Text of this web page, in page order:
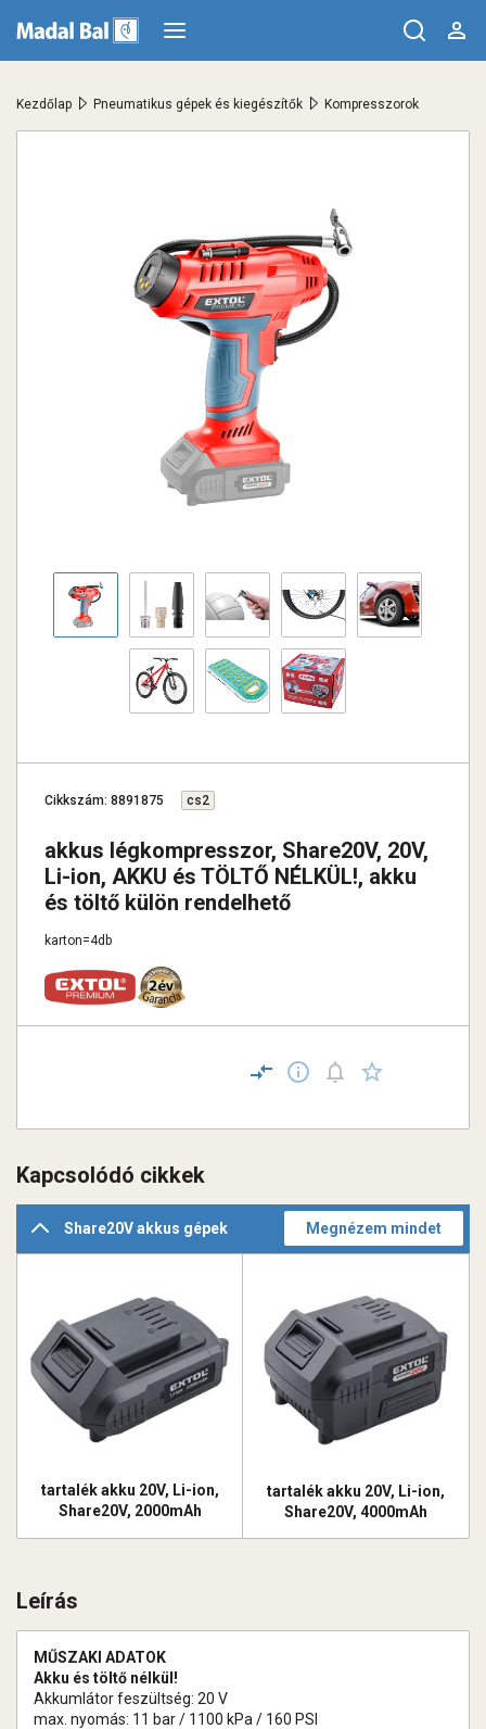
Kezdőlap > Pneumatikus gépek és kiegészítők > Kompresszorok
Cikkszám: 8891875 cs2
akkus légkompresszor, Share20V, 20V,
Li-ion, AKKU és TÖLTŐ NÉLKÜL!, akku
és töltő külön rendelhető
karton=4db
Kapcsolódó cikkek
Share20V akkus gépek Megnézem mindet
tartalék akku 20V, Li-ion,
Share20V, 2000mAh
tartalék akku 20V, Li-ion,
Share20V, 4000mAh
Leírás
MŰSZAKI ADATOK
Akku és töltő nélkül!
Akkumlátor feszültség: 20 V
max. nyomás: 11 bar / 1100 kPa / 160 PSI